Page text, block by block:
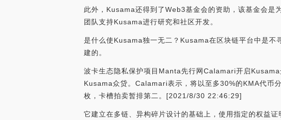
此外，Kusama还得到了Web3基金会的资助，该基金会是
团队支持Kusama进行研究和社区开发。
是什么使Kusama独一无二？Kusama在区块链平台中是不
建的。
波卡生态隐私保护项目Manta先行网Calamari开启
Kusama众贷。Calamari表示，将以至多30%的KMA代币
枚，卡槽拍卖暂排第二。[2021/8/30 22:46:29]
它建立在多链、异构碎片设计的基础上，使用指定的权益